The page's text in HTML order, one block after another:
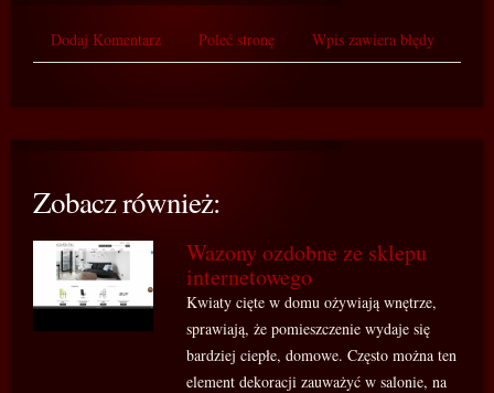
Dodaj Komentarz Poleć stronę Wpis zawiera błędy
Zobacz również:
Wazony ozdobne ze sklepu
internetowego
Kwiaty cięte w domu ożywiają wnętrze,
sprawiają, że pomieszczenie wydaje się
bardziej ciepłe, domowe. Często można ten
element dekoracji zauważyć w salonie, na